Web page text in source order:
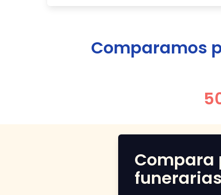
Comparamos
Compara